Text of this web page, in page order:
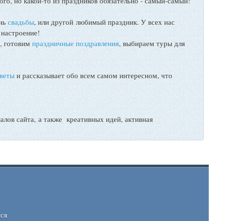
свадьбы, или другой любимый праздник. У всех нас
готовим праздничные поздравления, выбираем туры для
и рассказывает обо всем самом интересном, что
сайта, а также креативных идей, активная